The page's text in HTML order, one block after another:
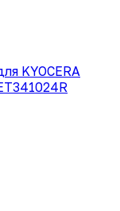
KYOCERA